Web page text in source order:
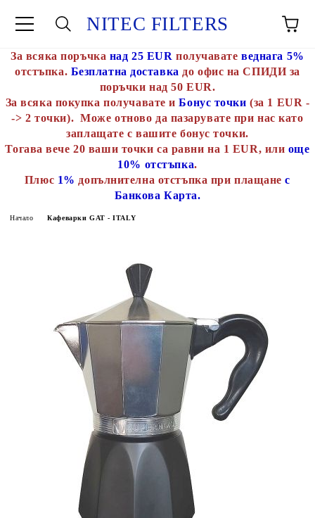
NITEC FILTERS
За всяка поръчка над 25 EUR получавате веднага 5%
отстъпка. Безплатна доставка до офис на СПИДИ за
поръчки над 50 EUR.
За всяка покупка получавате иБонус точки (за 1 EUR -
-> 2 точки). Може отново да пазарувате при нас като
заплащате с вашите бонус точки.
Тогава вече 20 ваши точки са равни на 1 EUR, или още
10% отстъпка.
Плюс 1% допълнителна отстъпка при плащанес
Банкова Карта.
Начало Кафеварки GAT - ITALY